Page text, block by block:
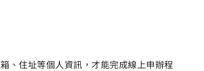
、住址等個人資訊，才能完成線上申辦程